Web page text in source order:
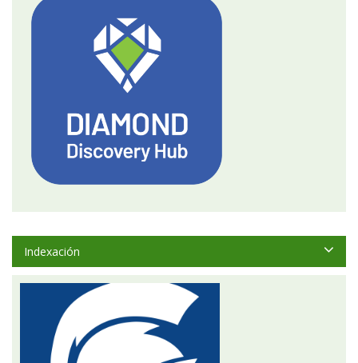
Indexación